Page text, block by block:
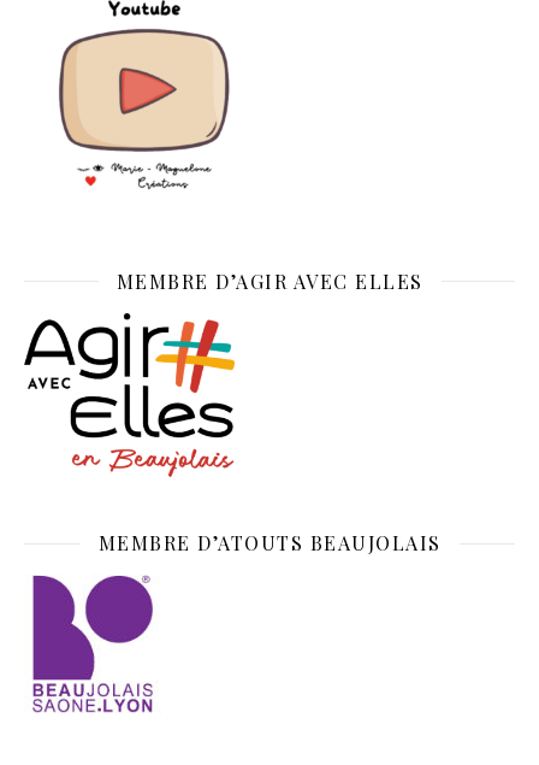
MEMBRE D’AGIR AVEC ELLES
MEMBRE D’ATOUTS BEAUJOLAIS